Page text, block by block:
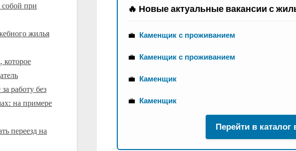
🔥 Новые актуальные вакансии с
💼 Каменщик с проживанием
💼 Каменщик с проживанием
💼 Каменщик
💼 Каменщик
Перейти в каталог
собой при
жилья
работу без
на примере
переезд на